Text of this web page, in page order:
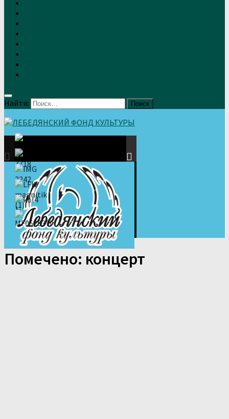
Найти:
Помечено: концерт